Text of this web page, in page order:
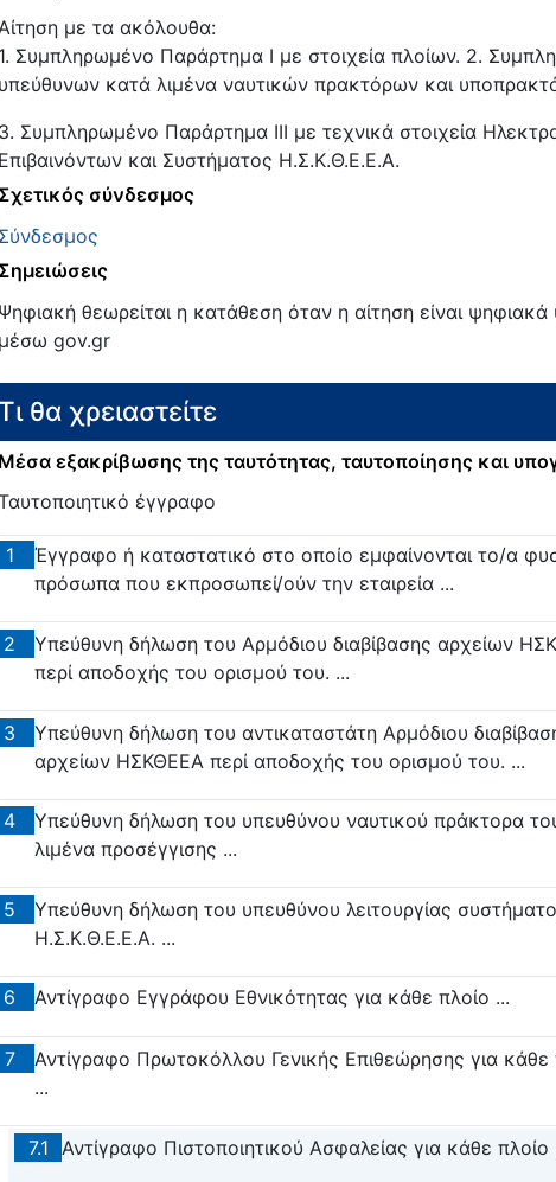
με τα ακόλουθα:
1. Συμπληρωμένο Παράρτημα Ι με στοιχεία πλοίων. 2.
υπεύθυνων κατά λιμένα ναυτικών πρακτόρων και
3. Συμπληρωμένο Παράρτημα ΙΙΙ με τεχνικά στοιχεία
Επιβαινόντων και Συστήματος Η.Σ.Κ.Θ.Ε.Ε.Α.
Σχετικός σύνδεσμος
Σύνδεσμος
Σημειώσεις
Ψηφιακή θεωρείται η κατάθεση όταν η αίτηση είναι
μέσω gov.gr
Τι θα χρειαστείτε
Μέσα εξακρίβωσης της ταυτότητας, ταυτοποίησης και
έγγραφο
1
Έγγραφο ή καταστατικό στο οποίο εμφαίνονται το/α
πρόσωπα που εκπροσωπεί/ούν την εταιρεία ...
2
Υπεύθυνη δήλωση του Αρμόδιου διαβίβασης αρχείων
περί αποδοχής του ορισμού του. ...
3
Υπεύθυνη δήλωση του αντικαταστάτη Αρμόδιου
αρχείων ΗΣΚΘΕΕΑ περί αποδοχής του ορισμού του. ...
4
Υπεύθυνη δήλωση του υπευθύνου ναυτικού πράκτορα
λιμένα προσέγγισης ...
5
Υπεύθυνη δήλωση του υπευθύνου λειτουργίας
Η.Σ.Κ.Θ.Ε.Ε.Α. ...
6 Αντίγραφο Εγγράφου Εθνικότητας για κάθε πλοίο ...
7
Αντίγραφο Πρωτοκόλλου Γενικής Επιθεώρησης για κάθε
...
7.1 Αντίγραφο Πιστοποιητικού Ασφαλείας για κάθε πλοίο